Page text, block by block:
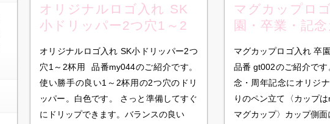
オリジナルロゴ入れ SK
小ドリッパー2つ穴1～2
オリジナルロゴ入れ SK小ドリッパー2つ
穴1～2杯用 品番my044のご紹介です。
使い勝手の良い1～2杯用の2つ穴のドリ
ッパー。白色です。 さっと準備してすぐ
にドリップできます。バランスの良い
マグカップロ
園・卒業・記念
マグカップロゴ入れ 卒
品番 gt002のご紹介で
念・周年記念にオリジ
りのペン立て〈カップ
マグカップ〉カップ側面